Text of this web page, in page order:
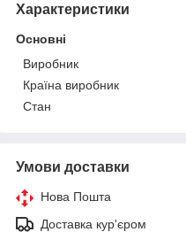
Характеристики
Основні
Виробник
Країна виробник
Стан
Умови доставки
Нова Пошта
Доставка кур'єром